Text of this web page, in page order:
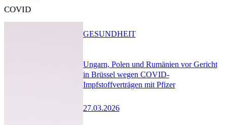
COVID
Ungarn, Polen und Rumänien vor Gericht
in Brüssel wegen COVID-
Impfstoffverträgen mit Pfizer
27.03.2026
GESUNDHEIT